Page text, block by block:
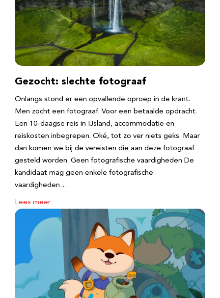
Gezocht: slechte fotograaf
Onlangs stond er een opvallende oproep in de krant.
Men zocht een fotograaf. Voor een betaalde opdracht.
Een 10-daagse reis in IJsland, accommodatie en
reiskosten inbegrepen. Oké, tot zo ver niets geks. Maar
dan komen we bij de vereisten die aan deze fotograaf
gesteld worden. Geen fotografische vaardigheden De
kandidaat mag geen enkele fotografische
vaardigheden…
Lees meer